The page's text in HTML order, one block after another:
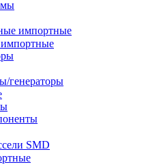
импортные
генераторы
SMD